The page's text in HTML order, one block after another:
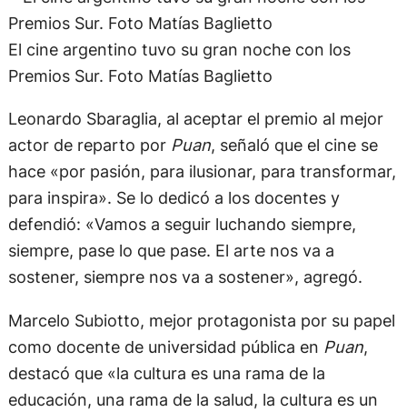
El cine argentino tuvo su gran noche con los
Premios Sur. Foto Matías Baglietto
Leonardo Sbaraglia, al aceptar el premio al mejor
actor de reparto por Puan, señaló que el cine se
hace «por pasión, para ilusionar, para transformar,
para inspira». Se lo dedicó a los docentes y
defendió: «Vamos a seguir luchando siempre,
siempre, pase lo que pase. El arte nos va a
sostener, siempre nos va a sostener», agregó.
Marcelo Subiotto, mejor protagonista por su papel
como docente de universidad pública en Puan,
destacó que «la cultura es una rama de la
educación, una rama de la salud, la cultura es un